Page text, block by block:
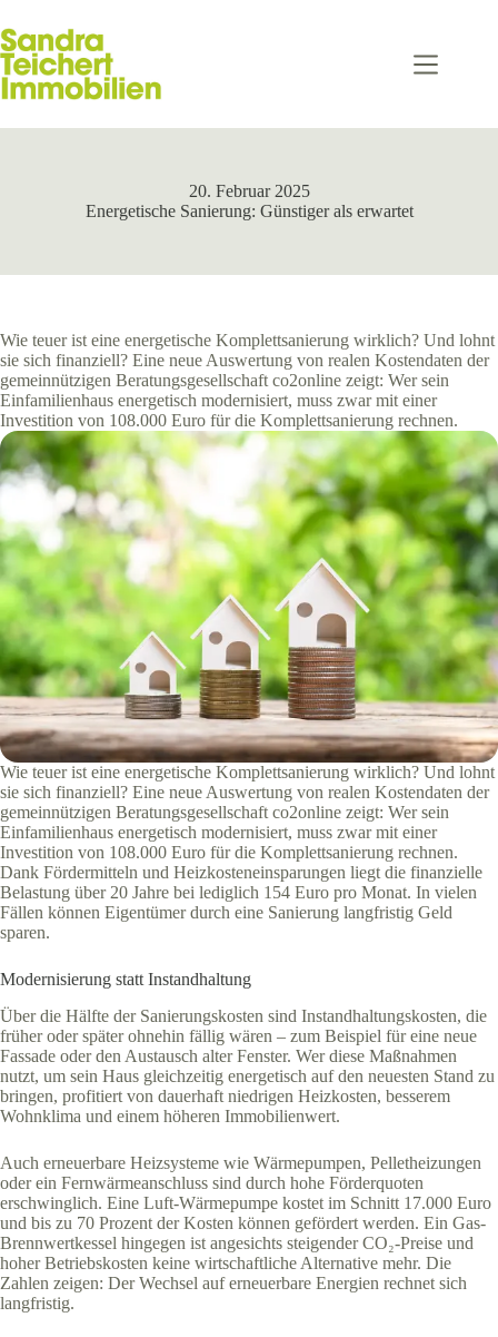
Inhalt
springen
20. Februar 2025
Energetische Sanierung: Günstiger als erwartet
Wie teuer ist eine energetische Komplettsanierung wirklich? Und lohnt
sie sich finanziell? Eine neue Auswertung von realen Kostendaten der
gemeinnützigen Beratungsgesellschaft co2online zeigt: Wer sein
Einfamilienhaus energetisch modernisiert, muss zwar mit einer
Investition von 108.000 Euro für die Komplettsanierung rechnen.
Wie teuer ist eine energetische Komplettsanierung wirklich? Und lohnt
sie sich finanziell? Eine neue Auswertung von realen Kostendaten der
gemeinnützigen Beratungsgesellschaft co2online zeigt: Wer sein
Einfamilienhaus energetisch modernisiert, muss zwar mit einer
Investition von 108.000 Euro für die Komplettsanierung rechnen.
Dank Fördermitteln und Heizkosteneinsparungen liegt die finanzielle
Belastung über 20 Jahre bei lediglich 154 Euro pro Monat. In vielen
Fällen können Eigentümer durch eine Sanierung langfristig Geld
sparen.
Modernisierung statt Instandhaltung
Über die Hälfte der Sanierungskosten sind Instandhaltungskosten, die
früher oder später ohnehin fällig wären – zum Beispiel für eine neue
Fassade oder den Austausch alter Fenster. Wer diese Maßnahmen
nutzt, um sein Haus gleichzeitig energetisch auf den neuesten Stand zu
bringen, profitiert von dauerhaft niedrigen Heizkosten, besserem
Wohnklima und einem höheren Immobilienwert.
Auch erneuerbare Heizsysteme wie Wärmepumpen, Pelletheizungen
oder ein Fernwärmeanschluss sind durch hohe Förderquoten
erschwinglich. Eine Luft-Wärmepumpe kostet im Schnitt 17.000 Euro
und bis zu 70 Prozent der Kosten können gefördert werden. Ein Gas-
Brennwertkessel hingegen ist angesichts steigender CO₂-Preise und
hoher Betriebskosten keine wirtschaftliche Alternative mehr. Die
Zahlen zeigen: Der Wechsel auf erneuerbare Energien rechnet sich
langfristig.